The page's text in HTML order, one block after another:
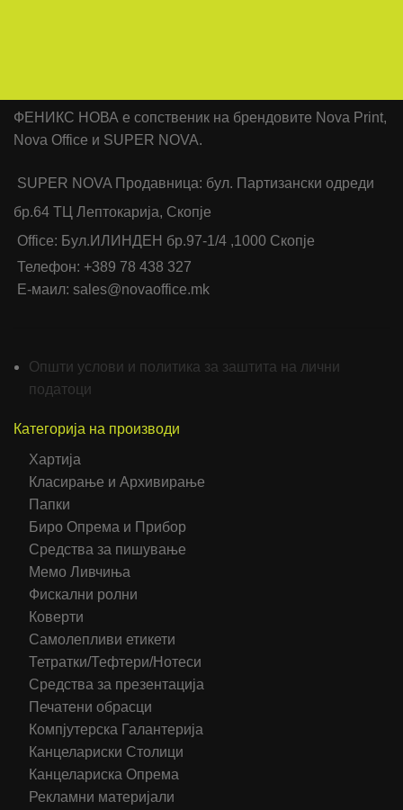
ФЕНИКС НОВА е сопственик на брендовите Nova Print,
Nova Office и SUPER NOVA.
SUPER NOVA Продавница: бул. Партизански одреди
бр.64 ТЦ Лептокарија, Скопје
Office: Бул.ИЛИНДЕН бр.97-1/4 ,1000 Скопје
Телефон: +389 78 438 327
Е-маил: sales@novaoffice.mk
Општи услови и политика за заштита на лични
податоци
Категорија на производи
Хартија
Класирање и Архивирање
Папки
Биро Опрема и Прибор
Средства за пишување
Мемо Ливчиња
Фискални ролни
Коверти
Самолепливи етикети
Тетратки/Тефтери/Нотеси
Средства за презентација
Печатени обрасци
Компјутерска Галантерија
Канцелариски Столици
Канцелариска Опрема
Рекламни материјали